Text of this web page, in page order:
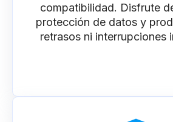
compatibilidad. Disfrute
protección de datos y
retrasos ni interrupciones